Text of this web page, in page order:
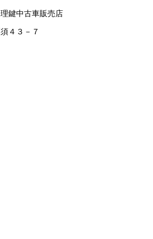
鍵中古車販売店
４３－７